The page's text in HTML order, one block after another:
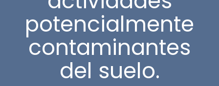
potencialmente
contaminantes
del suelo.